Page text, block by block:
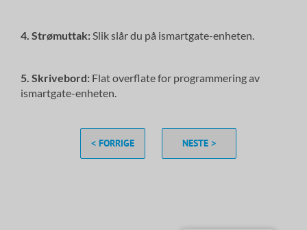
4. Strømuttak:Slik slår du på ismartgate-enheten.
5. Skrivebord: Flat overflate for programmering av
ismartgate-enheten.
< FORRIGE NESTE >